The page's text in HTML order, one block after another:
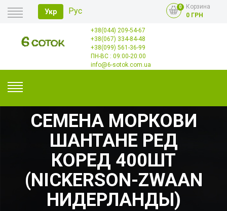
Укр Рус 0
Корзина
0 ГРН
Главная
Оплата
Доставка
+38(044) 209-54-67
+38(067) 334-84-48
+38(099) 561-36-99
ПН-ВС : 09:00-20:00
info@6-sotok.com.ua
СЕМЕНА МОРКОВИ
ШАНТАНЕ РЕД
КОРЕД 400ШТ
(NICKERSON-ZWAAN
НИДЕРЛАНДЫ)